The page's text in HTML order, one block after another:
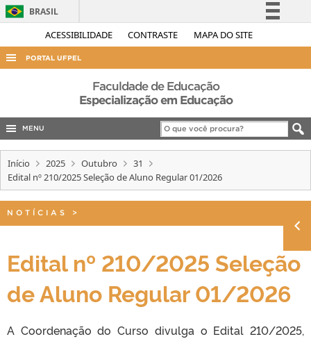
ACESSIBILIDADE CONTRASTE MAPA DO SITE
BRASIL
Simplifique!
Acesso à informação
Legislação
Canais
PORTAL UFPEL
ACESSO À INFORMAÇÃO
COBALTO
CONCURSOS
EDITAIS
INTERNACIONAL
TELEFONES
Faculdade de Educação
Especialização em Educação
MENU
Início 2025 Outubro
31
Edital nº 210/2025 Seleção de Aluno Regular 01/2026
NOTÍCIAS >
Edital nº 210/2025 Seleção
de Aluno Regular 01/2026
A Coordenação do Curso divulga o Edital 210/2025,